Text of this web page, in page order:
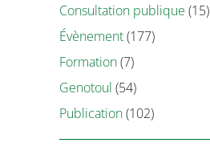
Consultation publique (15)
Évènement(177)
Formation(7)
Genotoul (54)
Publication(102)